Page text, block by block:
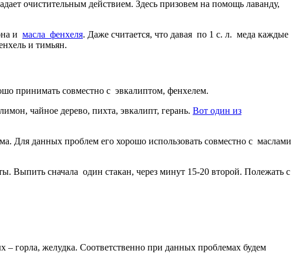
очистительным действием. Здесь призовем на помощь лаванду,
и масла фенхеля. Даже считается, что давая по 1 с. л. меда каждые
и тимьян.
принимать совместно с эвкалиптом, фенхелем.
чайное дерево, пихта, эвкалипт, герань. Вот один из
Для данных проблем его хорошо использовать совместно с маслами
Выпить сначала один стакан, через минут 15-20 второй. Полежать с
– горла, желудка. Соответственно при данных проблемах будем